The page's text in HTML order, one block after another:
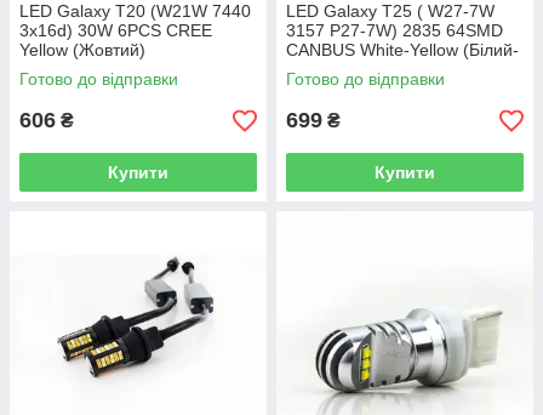
LED Galaxy T20 (W21W 7440
3x16d) 30W 6PCS CREE
Yellow (Жовтий)
Готово до відправки
606 ₴
Купити
LED Galaxy T25 ( W27-7W
3157 P27-7W) 2835 64SMD
CANBUS White-Yellow (Білий-
Жовтий)
Готово до відправки
699 ₴
Купити